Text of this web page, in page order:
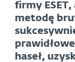
firmy
metodę
haseł,